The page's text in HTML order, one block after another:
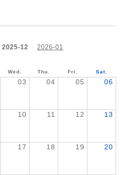
2025-12 2026-01
Wed. Thu. Fri. Sat.
03 04 05 06
10 11 12 13
17 18 19 20